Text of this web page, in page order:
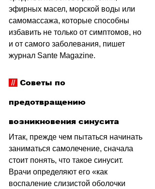
эфирных масел, морской воды или
самомассажа, которые способны
избавить не только от симптомов, но
и от самого заболевания, пишет
журнал Sante Magazine.
// Советы по
предотвращению
возникновения синусита
Итак, прежде чем пытаться начинать
заниматься самолечение, сначала
стоит понять, что такое синусит.
Врачи определяют его «как
воспаление слизистой оболочки